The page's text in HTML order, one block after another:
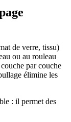
de verre, tissu)
ou au rouleau
par couche
élimine les
: il permet des